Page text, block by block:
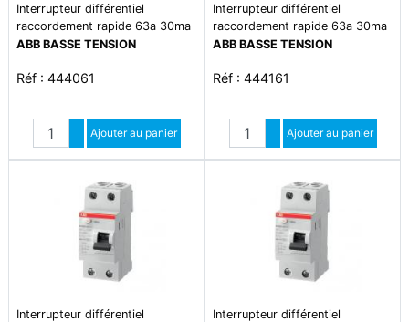
Interrupteur différentiel
raccordement rapide 63a 30ma
type ac
ABB BASSE TENSION
Réf : 444061
Quantité
Augmenter quantité
Diminuer quantité
Ajouter au panier
Interrupteur différentiel
raccordement rapide 63a 30ma
type a
ABB BASSE TENSION
Réf : 444161
Quantité
Augmenter quantité
Diminuer quantité
Ajouter au panier
Interrupteur différentiel
Interrupteur différentiel